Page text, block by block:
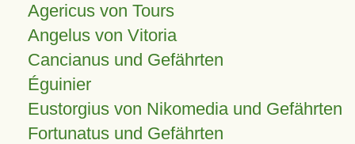
Agericus von Tours
Angelus von Vitoria
Cancianus und Gefährten
Éguinier
Eustorgius von Nikomedia und Gefährten
Fortunatus und Gefährten